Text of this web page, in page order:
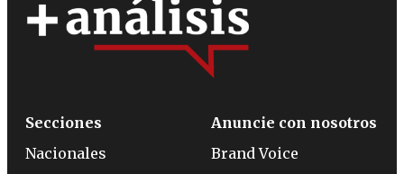
Secciones
Nacionales
Anuncie con nosotros
Brand Voice